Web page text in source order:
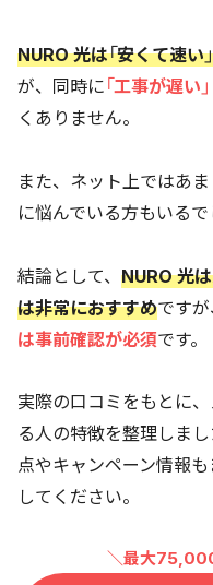
NURO 光は「安くて速
が、同時に「工事が遅い
くありません。
また、ネット上ではあ
に悩んでいる方もいるで
結論として、 NURO 光
は非常におすすめですが
は事前確認が必須です。
実際の口コミをもとに
る人の特徴を整理しま
点やキャンペーン情報
してください。
＼最大